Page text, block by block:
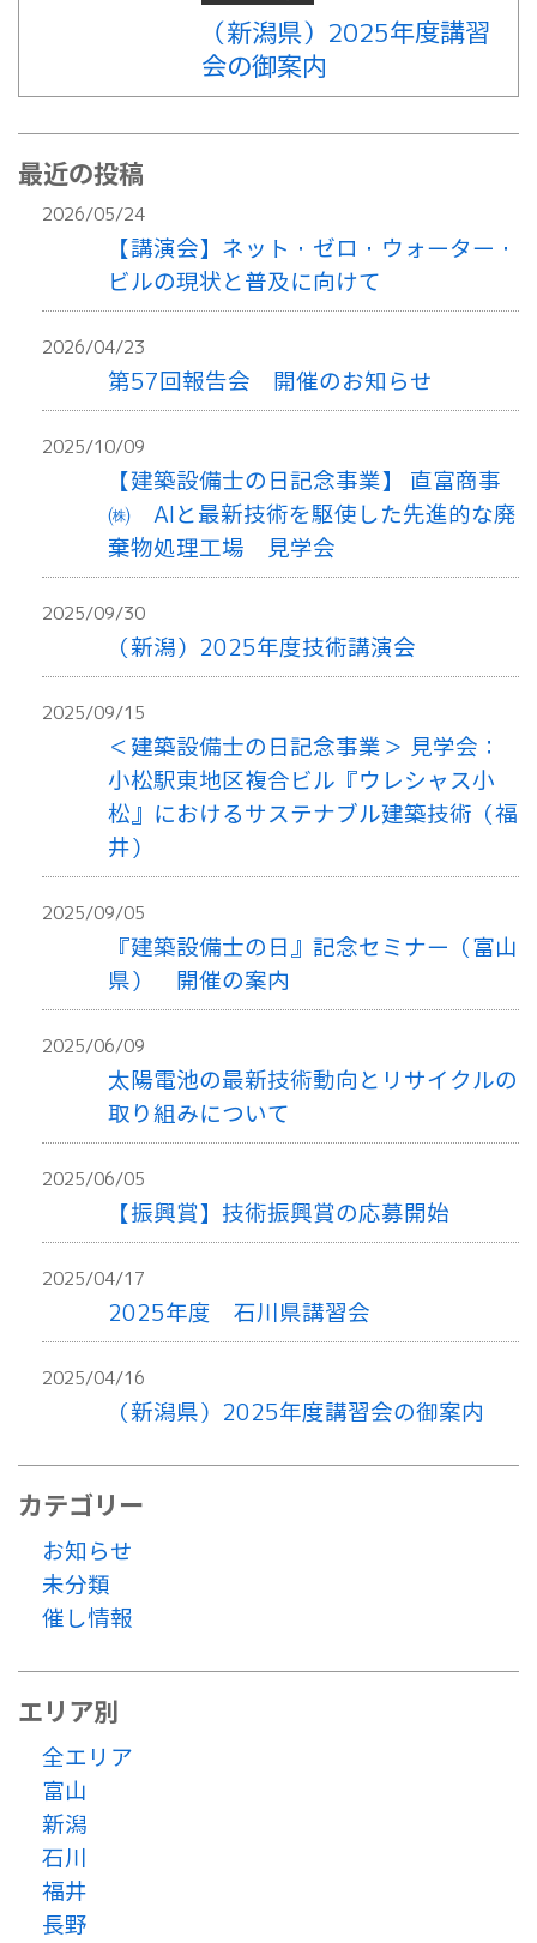
（新潟県）2025年度講習
会の御案内
最近の投稿
2026/05/24
【講演会】ネット・ゼロ・ウォーター・
ビルの現状と普及に向けて
2026/04/23
第57回報告会 開催のお知らせ
2025/10/09
【建築設備士の日記念事業】 直富商事
㈱ AIと最新技術を駆使した先進的な廃
棄物処理工場 見学会
2025/09/30
（新潟）2025年度技術講演会
2025/09/15
＜建築設備士の日記念事業＞ 見学会：
小松駅東地区複合ビル『ウレシャス小
松』におけるサステナブル建築技術（福
井）
2025/09/05
『建築設備士の日』記念セミナー（富山
県） 開催の案内
2025/06/09
太陽電池の最新技術動向とリサイクルの
取り組みについて
2025/06/05
【振興賞】技術振興賞の応募開始
2025/04/17
2025年度 石川県講習会
2025/04/16
（新潟県）2025年度講習会の御案内
カテゴリー
お知らせ
未分類
催し情報
エリア別
全エリア
富山
新潟
石川
福井
長野